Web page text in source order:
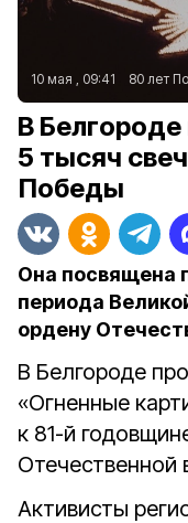
10 мая , 09:41 80 лет
В
5 тысяч
Победы
Она посвящена
периода
ордену
В Белгороде
«Огненные
к 81-й
Отечественной
Активисты